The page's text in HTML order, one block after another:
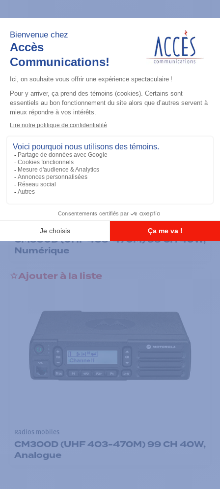
CM300D (UHF 403-470M) 99 CH 25W,
Analogue
Radios mobiles
CM300D (UHF 403-470M) 99 CH 40W,
Numérique
Ajouter à la liste
Radios mobiles
CM300D (UHF 403-470M) 99 CH 40W,
Analogue